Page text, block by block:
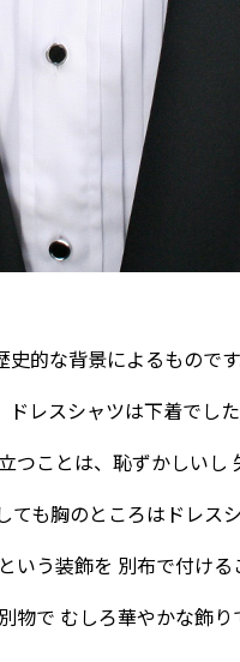
的な背景によるものです
レスシャツは下着でした
つことは、恥ずかしいし
も胸のところはドレス
という装飾を 別布で付ける
で むしろ華やかな飾り